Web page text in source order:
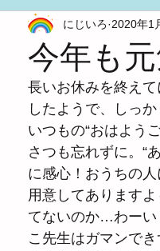
今年も
にじいろ 2020年1
長いお休みを終え
したようで、しっ
いつもの“おはよう
さつも忘れずに。“
に感心！おうちの
用意してあります
てないのか…わーい
こ先生はガマンで